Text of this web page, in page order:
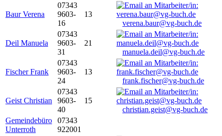
Baur Verena
07343
9603-
16
13
verena.baur@vg-buch.de
Deil Manuela
07343
9603-
31
21
manuela.deil@vg-buch.de
Fischer Frank
07343
9603-
24
13
frank.fischer@vg-buch.de
Geist Christian
07343
9603-
40
15
christian.geist@vg-buch.de
Gemeindebüro
Unterroth
07343
922001